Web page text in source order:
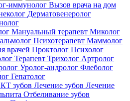
иммунолог Вызов врача на дом
Дерматовенеролог
Мануальный терапевт Миколог
Психотерапевт Маммолог
врачей Проктолог Психолог
Терапевт Трихолог Артролог
Уролог-андролог Флеболог
Гепатолог
КТ зубов Лечение зубов Лечение
Отбеливание зубов